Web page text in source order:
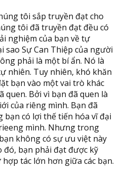
tôi sắp truyền đạt cho
tôi đã truyền đạt đều có
nghiệm của bạn về tự
sao Sự Can Thiệp của người
phải là một bí ẩn. Nó là
nhiên. Tuy nhiên, khó khăn
bạn vào một vai trò khác
quen. Bởi vì bạn đã quen là
của riêng mình. Bạn đã
bạn có lợi thế tiến hóa vĩ đại
mình. Nhưng trong
không có sự ưu việt này
đó, bạn phải đạt được kỹ
tác lớn hơn giữa các bạn.